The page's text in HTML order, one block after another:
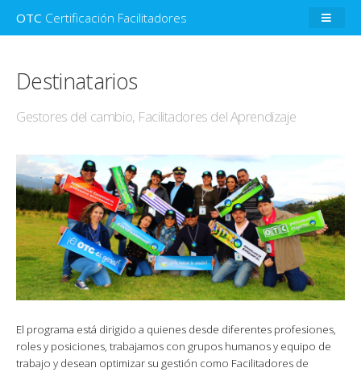
OTC Certificación Facilitadores
Destinatarios
Gestores del cambio, Facilitadores del Aprendizaje
El programa está dirigido a quienes desde diferentes profesiones,
roles y posiciones, trabajamos con grupos humanos y equipo de
trabajo y desean optimizar su gestión como Facilitadores de